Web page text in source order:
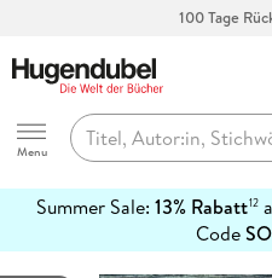
100 Tage
Hugendubel
Menu
Summer Sale: 13% Rabatt12
Code
erfahren